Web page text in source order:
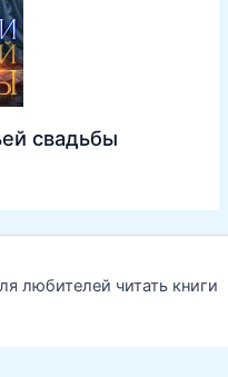
свадьбы
любителей читать книги